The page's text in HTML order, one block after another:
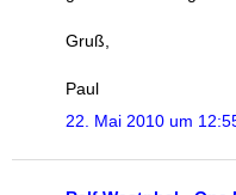
Gruß,
Paul
22. Mai 2010 um